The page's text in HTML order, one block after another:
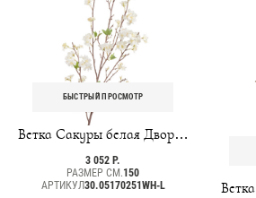
БЫСТРЫЙ ПРОСМОТР
Ветка Сакуры белая Дворец
императора большая
3 052 Р.
РАЗМЕР СМ.150
АРТИКУЛ30.05170251WH-L